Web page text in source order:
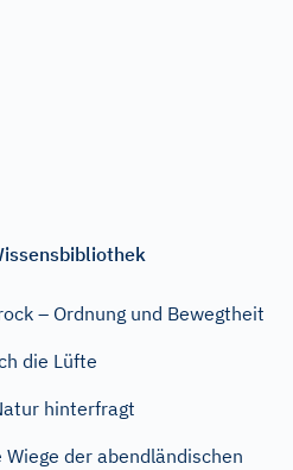
– Ordnung und Bewegtheit
die Lüfte
hinterfragt
der abendländischen